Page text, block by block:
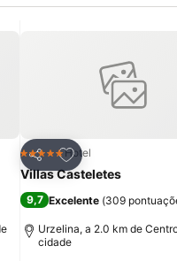
Partilhar
Adicionar aos
5 EstrelasHotel
Villas Casteletes
9,7 Excelente (309
Urzelina, a 2.0 km de
cidade